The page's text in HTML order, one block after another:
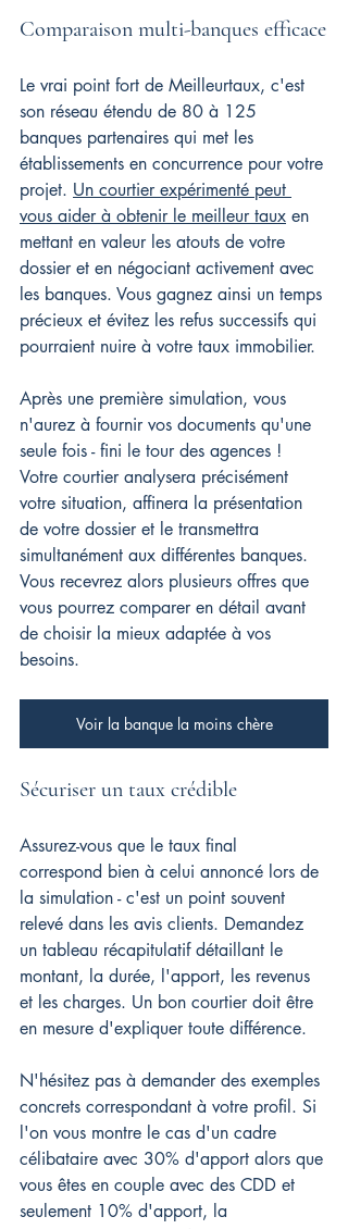
Comparaison multi-banques efficace
Le vrai point fort de Meilleurtaux, c'est
son réseau étendu de 80 à 125
banques partenaires qui met les
établissements en concurrence pour votre
projet. Un courtier expérimenté peut
vous aider à obtenir le meilleur taux en
mettant en valeur les atouts de votre
dossier et en négociant activement avec
les banques. Vous gagnez ainsi un temps
précieux et évitez les refus successifs qui
pourraient nuire à votre taux immobilier.
Après une première simulation, vous
n'aurez à fournir vos documents qu'une
seule fois - fini le tour des agences !
Votre courtier analysera précisément
votre situation, affinera la présentation
de votre dossier et le transmettra
simultanément aux différentes banques.
Vous recevrez alors plusieurs offres que
vous pourrez comparer en détail avant
de choisir la mieux adaptée à vos
besoins.
Voir la banque la moins chère
Sécuriser un taux crédible
Assurez-vous que le taux final
correspond bien à celui annoncé lors de
la simulation - c'est un point souvent
relevé dans les avis clients. Demandez
un tableau récapitulatif détaillant le
montant, la durée, l'apport, les revenus
et les charges. Un bon courtier doit être
en mesure d'expliquer toute différence.
N'hésitez pas à demander des exemples
concrets correspondant à votre profil. Si
l'on vous montre le cas d'un cadre
célibataire avec 30% d'apport alors que
vous êtes en couple avec des CDD et
seulement 10% d'apport, la